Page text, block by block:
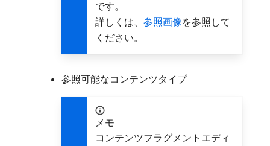
です。
詳しくは、 参照画像を参照して
ください。
参照可能なコンテンツタイプ
メモ
コンテンツフラグメントエディ